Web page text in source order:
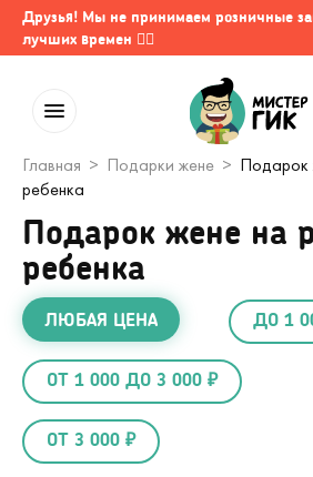
Друзья! Мы не принимаем розничные
лучших времен 🤷‍♂️
Главная Подарки жене
Подарок
ребенка
Подарок жене на
ребенка
ЛЮБАЯ ЦЕНА ДО 1
ОТ 1 000 ДО 3 000 ₽
ОТ 3 000 ₽